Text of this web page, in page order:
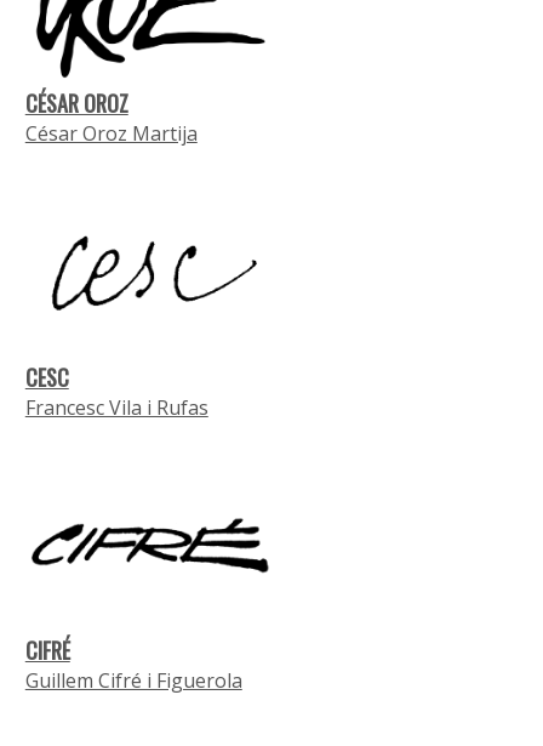
CÉSAR OROZ
César Oroz Martija
CESC
Francesc Vila i Rufas
CIFRÉ
Guillem Cifré i Figuerola